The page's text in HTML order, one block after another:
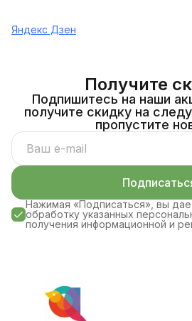
Яндекс Дзен
Получите
Подпишитесь на наши
получите скидку на
пропустите
Нажимая «Подписаться», вы
обработку указанных
получения информационной и